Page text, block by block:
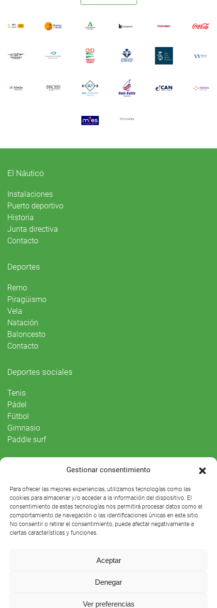
Gestionar consentimiento
Para ofrecer las mejores experiencias, utilizamos tecnologías como las
cookies para almacenar y/o acceder a la información del dispositivo. El
consentimiento de estas tecnologías nos permitirá procesar datos como el
comportamiento de navegación o las identificaciones únicas en este sitio.
No consentir o retirar el consentimiento, puede afectar negativamente a
ciertas características y funciones.
Aceptar
Denegar
Ver preferencias
El Náutico
Instalaciones
Puerto deportivo
Historia
Junta directiva
Contacto
Deportes
Remo
Piragüismo
Vela
Natación
Baloncesto
Contacto
Deportes sociales
Tenis
Pádel
Fútbol
Gimnasio
Paddle surf
Agenda
Club Náutico Sevilla © 2021 |Aviso legal